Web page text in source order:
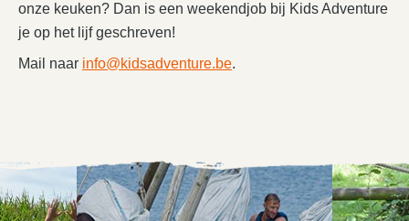
onze keuken? Dan is een weekendjob bij Kids Adventure
je op het lijf geschreven!
Mail naar info@kidsadventure.be.